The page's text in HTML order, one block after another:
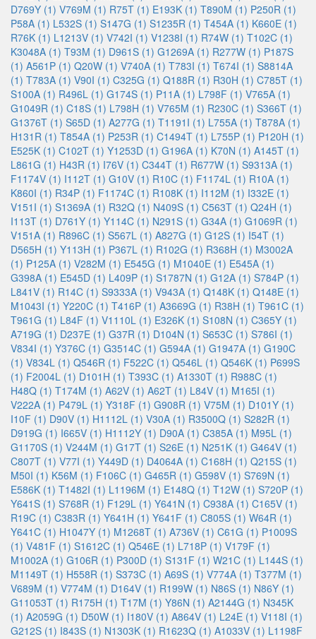
D769Y (1) V769M (1) R75T (1) E193K (1) T890M (1) P250R (1)
P58A (1) L532S (1) S147G (1) S1235R (1) T454A (1) K660E (1)
R76K (1) L1213V (1) V742I (1) V1238I (1) R74W (1) T102C (1)
K3048A (1) T93M (1) D961S (1) G1269A (1) R277W (1) P187S
(1) A561P (1) Q20W (1) V740A (1) T783I (1) T674I (1) S8814A
(1) T783A (1) V90I (1) C325G (1) Q188R (1) R30H (1) C785T (1)
S100A (1) R496L (1) G174S (1) P11A (1) L798F (1) V765A (1)
G1049R (1) C18S (1) L798H (1) V765M (1) R230C (1) S366T (1)
G1376T (1) S65D (1) A277G (1) T1191I (1) L755A (1) T878A (1)
H131R (1) T854A (1) P253R (1) C1494T (1) L755P (1) P120H (1)
E525K (1) C102T (1) Y1253D (1) G196A (1) K70N (1) A145T (1)
L861G (1) H43R (1) I76V (1) C344T (1) R677W (1) S9313A (1)
F1174V (1) I112T (1) G10V (1) R10C (1) F1174L (1) R10A (1)
K860I (1) R34P (1) F1174C (1) R108K (1) I112M (1) I332E (1)
V151I (1) S1369A (1) R32Q (1) N409S (1) C563T (1) Q24H (1)
I113T (1) D761Y (1) Y114C (1) N291S (1) G34A (1) G1069R (1)
V151A (1) R896C (1) S567L (1) A827G (1) G12S (1) I54T (1)
D565H (1) Y113H (1) P367L (1) R102G (1) R368H (1) M3002A
(1) P125A (1) V282M (1) E545G (1) M1040E (1) E545A (1)
G398A (1) E545D (1) L409P (1) S1787N (1) G12A (1) S784P (1)
L841V (1) R14C (1) S9333A (1) V943A (1) Q148K (1) Q148E (1)
M1043I (1) Y220C (1) T416P (1) A3669G (1) R38H (1) T961C (1)
T961G (1) L84F (1) V1110L (1) E326K (1) S108N (1) C365Y (1)
A719G (1) D237E (1) G37R (1) D104N (1) S653C (1) S786I (1)
V834I (1) Y376C (1) G3514C (1) G594A (1) G1947A (1) G190C
(1) V834L (1) Q546R (1) F522C (1) Q546L (1) Q546K (1) P699S
(1) F2004L (1) D101H (1) T393C (1) A1330T (1) R988C (1)
H48Q (1) T174M (1) A62V (1) A62T (1) L84V (1) M165I (1)
V222A (1) P479L (1) Y318F (1) G908R (1) V75M (1) D101Y (1)
I10F (1) D90V (1) H1112L (1) V30A (1) R3500Q (1) S282R (1)
D919G (1) I665V (1) H1112Y (1) D90A (1) C385A (1) M95L (1)
G1170S (1) V244M (1) G17T (1) S26E (1) N251K (1) G464V (1)
C807T (1) V77I (1) Y449D (1) D4064A (1) C168H (1) Q215S (1)
M50I (1) K56M (1) F106C (1) G465R (1) G598V (1) S769N (1)
E586K (1) T1482I (1) L1196M (1) E148Q (1) T12W (1) S720P (1)
Y641S (1) S768R (1) F129L (1) Y641N (1) C938A (1) C165V (1)
R19C (1) C383R (1) Y641H (1) Y641F (1) C805S (1) W64R (1)
Y641C (1) H1047Y (1) M1268T (1) A736V (1) C61G (1) P1009S
(1) V481F (1) S1612C (1) Q546E (1) L718P (1) V179F (1)
M1002A (1) G106R (1) P300D (1) S131F (1) W21C (1) L144S (1)
M1149T (1) H558R (1) S373C (1) A69S (1) V774A (1) T377M (1)
V689M (1) V774M (1) D164V (1) R199W (1) N86S (1) N86Y (1)
G11053T (1) R175H (1) T17M (1) Y86N (1) A2144G (1) N345K
(1) A2059G (1) D50W (1) I180V (1) A864V (1) L24E (1) V118I (1)
G212S (1) I843S (1) N1303K (1) R1623Q (1) A1033V (1) L1198F